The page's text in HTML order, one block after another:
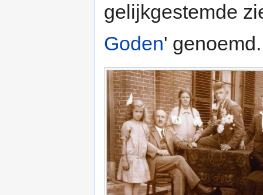
gelijkgestemde
Goden' genoemd.